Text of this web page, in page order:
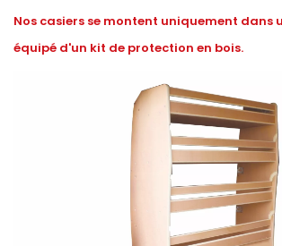
Nos casiers se montent uniquement dans
équipé d'un kit de protection en bois.